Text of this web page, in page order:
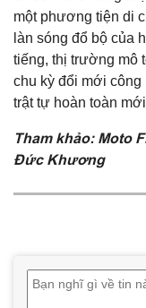
một phương tiện di
làn sóng đổ bộ của
tiếng, thị trường mô
chu kỳ đổi mới công
trật tự hoàn toàn
Tham khảo: Moto
Đức Khương